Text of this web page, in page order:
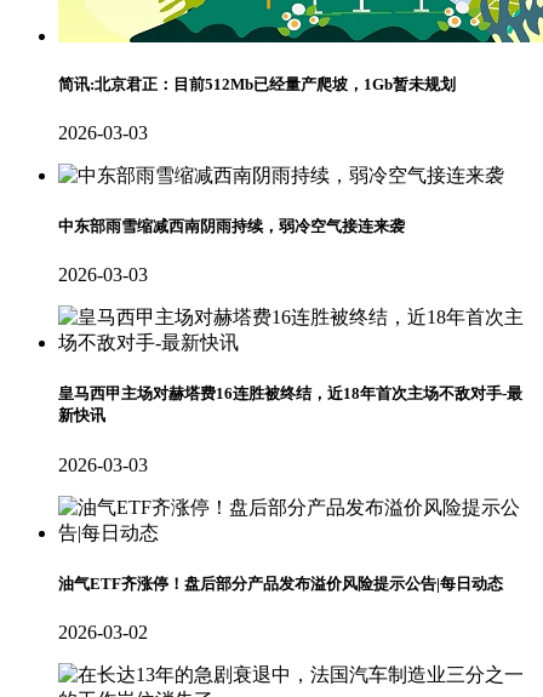
简讯:北京君正：目前512Mb已经量产爬坡，1Gb暂未规划
2026-03-03
中东部雨雪缩减西南阴雨持续，弱冷空气接连来袭
2026-03-03
皇马西甲主场对赫塔费16连胜被终结，近18年首次主场不敌对手-最
新快讯
2026-03-03
油气ETF齐涨停！盘后部分产品发布溢价风险提示公告|每日动态
2026-03-02